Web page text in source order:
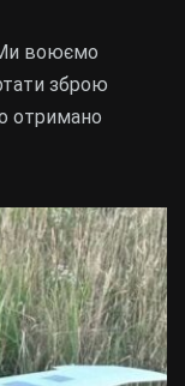
воюємо
зброю
отримано